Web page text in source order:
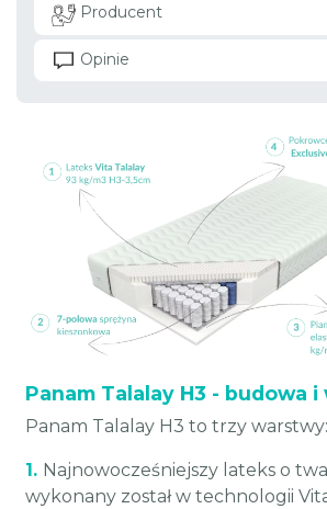
Producent
Opinie
Panam Talalay H3 - budowa i
Panam Talalay H3 to trzy warstwy:
1. Najnowocześniejszy lateks o
wykonany został w technologii